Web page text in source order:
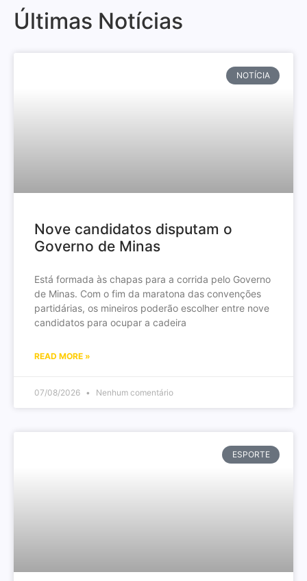
Últimas Notícias
NOTÍCIA
Nove candidatos disputam o
Governo de Minas
Está formada às chapas para a corrida pelo Governo
de Minas. Com o fim da maratona das convenções
partidárias, os mineiros poderão escolher entre nove
candidatos para ocupar a cadeira
READ MORE »
07/08/2026 Nenhum comentário
ESPORTE